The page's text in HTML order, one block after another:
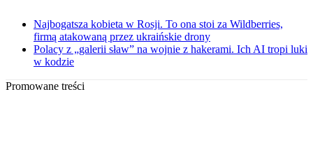
Najbogatsza kobieta w Rosji. To ona stoi za Wildberries,
firmą atakowaną przez ukraińskie drony
Polacy z „galerii sław” na wojnie z hakerami. Ich AI tropi luki
w kodzie
Promowane treści